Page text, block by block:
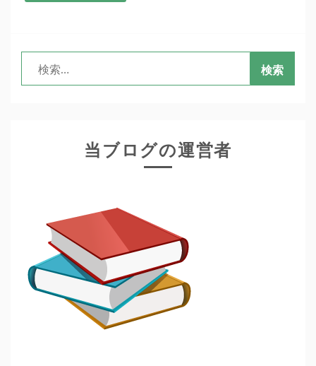
索:
当ブログの運営者